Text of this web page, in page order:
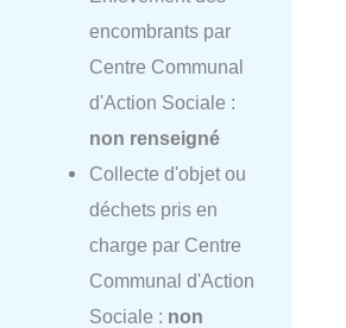
encombrants par
Centre Communal
d'Action Sociale :
non renseigné
Collecte d'objet ou
déchets pris en
charge par Centre
Communal d'Action
Sociale : non